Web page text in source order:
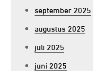
september 2025
augustus 2025
juli 2025
juni 2025